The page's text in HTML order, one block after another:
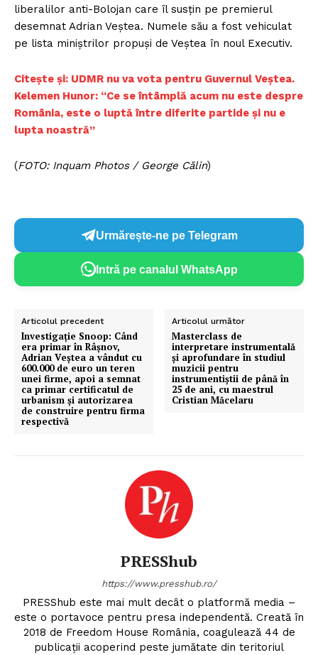
liberalilor anti-Bolojan care îl susțin pe premierul
desemnat Adrian Veștea. Numele său a fost vehiculat
pe lista miniștrilor propuși de Veștea în noul Executiv.
Citește și: UDMR nu va vota pentru Guvernul Veștea.
Kelemen Hunor: “Ce se întâmplă acum nu este despre
România, este o luptă între diferite partide și nu e
lupta noastră”
(FOTO: Inquam Photos / George Călin)
Urmărește-ne pe Telegram
Intră pe canalul WhatsApp
Articolul precedent
Investigație Snoop: Când
era primar în Râșnov,
Adrian Veștea a vândut cu
600.000 de euro un teren
unei firme, apoi a semnat
ca primar certificatul de
urbanism și autorizarea
de construire pentru firma
respectivă
Articolul următor
Masterclass de
interpretare instrumentală
și aprofundare în studiul
muzicii pentru
instrumentiștii de până în
25 de ani, cu maestrul
Cristian Măcelaru
PRESShub
https://www.presshub.ro/
PRESShub este mai mult decât o platformă media –
este o portavoce pentru presa independentă. Creată în
2018 de Freedom House România, coagulează 44 de
publicații acoperind peste jumătate din teritoriul